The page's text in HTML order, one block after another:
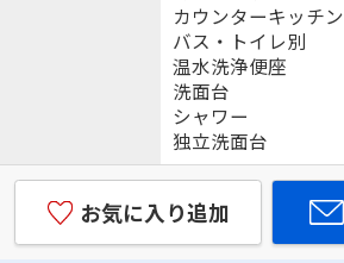
カウンターキッチン
バス・トイレ別
温水洗浄便座
洗面台
シャワー
独立洗面台
お気に入り追加